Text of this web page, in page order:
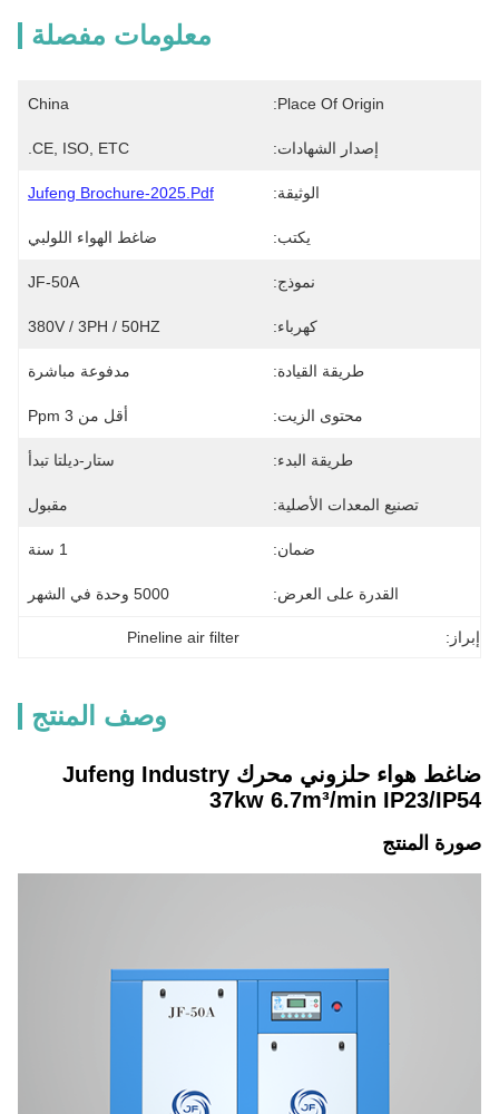
معلومات مفصلة
Place Of Origin:
China
إصدار الشهادات: CE, ISO, ETC.
الوثيقة: Jufeng Brochure-2025.pdf
يكتب: ضاغط الهواء اللولبي
نموذج: JF-50A
كهرباء: 380V / 3PH / 50HZ
طريقة القيادة: مدفوعة مباشرة
محتوى الزيت: أقل من 3 Ppm
طريقة البدء: ستار-ديلتا تبدأ
تصنيع المعدات الأصلية: مقبول
ضمان: 1 سنة
القدرة على العرض: 5000 وحدة في الشهر
إبراز: Pineline air filter
وصف المنتج
ضاغط هواء حلزوني محرك Jufeng Industry
37kw 6.7m³/min IP23/IP54
صورة المنتج